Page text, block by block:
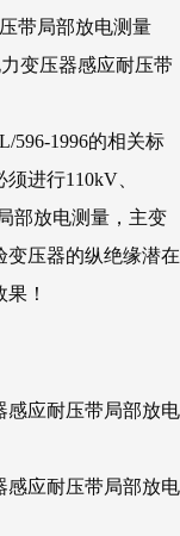
带局部放电测量
变压器感应耐压带
596-1996的相关标
进行110kV、
部放电测量，主变
变压器的纵绝缘潜在
！
感应耐压带局部放电
感应耐压带局部放电